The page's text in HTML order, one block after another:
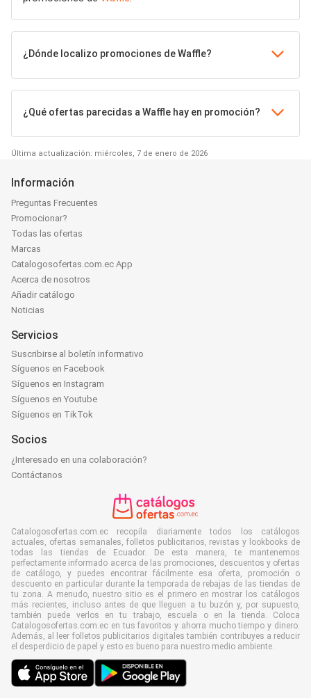
¿Dónde localizo promociones de Waffle?
¿Qué ofertas parecidas a Waffle hay en promoción?
Última actualización: miércoles, 7 de enero de 2026
Información
Preguntas Frecuentes
Promocionar?
Todas las ofertas
Marcas
Catalogosofertas.com.ec App
Acerca de nosotros
Añadir catálogo
Noticias
Servicios
Suscribirse al boletín informativo
Síguenos en Facebook
Síguenos en Instagram
Síguenos en Youtube
Síguenos en TikTok
Socios
¿Interesado en una colaboración?
Contáctanos
Catalogosofertas.com.ec recopila diariamente todos los catálogos
actuales, ofertas semanales, folletos publicitarios, revistas y lookbooks de
todas las tiendas de Ecuador. De esta manera, te mantenemos
perfectamente informado acerca de las promociones, descuentos y ofertas
de catálogo, y puedes encontrar fácilmente esa oferta, promoción o
descuento en particular durante la temporada de rebajas de las tiendas de
tu zona. A menudo, nuestro sitio es el primero en mostrar los catálogos
más recientes, incluso antes de que lleguen a tu buzón y, por supuesto,
también puede verlos en tu trabajo, escuela o en la tienda. Coloca
Catalogosofertas.com.ec en tus favoritos y ahorra mucho tiempo y dinero.
Además, al leer folletos publicitarios digitales también contribuyes a reducir
el desperdicio de papel y esto es bueno para nuestro medio ambiente.